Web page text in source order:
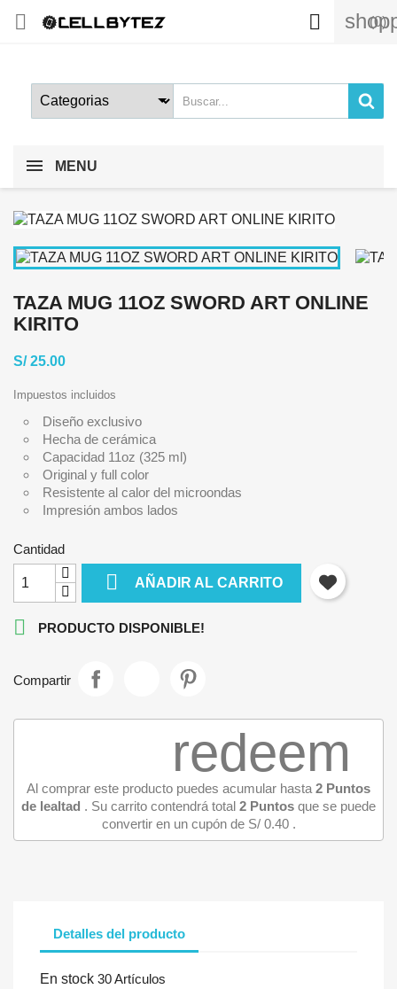
 (0)

MENU
TAZA MUG 11OZ SWORD ART ONLINE
KIRITO
S/ 25.00
Impuestos incluidos
Diseño exclusivo
Hecha de cerámica
Capacidad 11oz (325 ml)
Original y full color
Resistente al calor del microondas
Impresión ambos lados
Cantidad
 AÑADIR AL CARRITO
 PRODUCTO DISPONIBLE!
Compartir
redeem
Al comprar este producto puedes acumular hasta 2 Puntos
de lealtad . Su carrito contendrá total 2 Puntos que se puede
convertir en un cupón de S/ 0.40.
Detalles del producto
En stock 30 Artículos
Iniciar sesión